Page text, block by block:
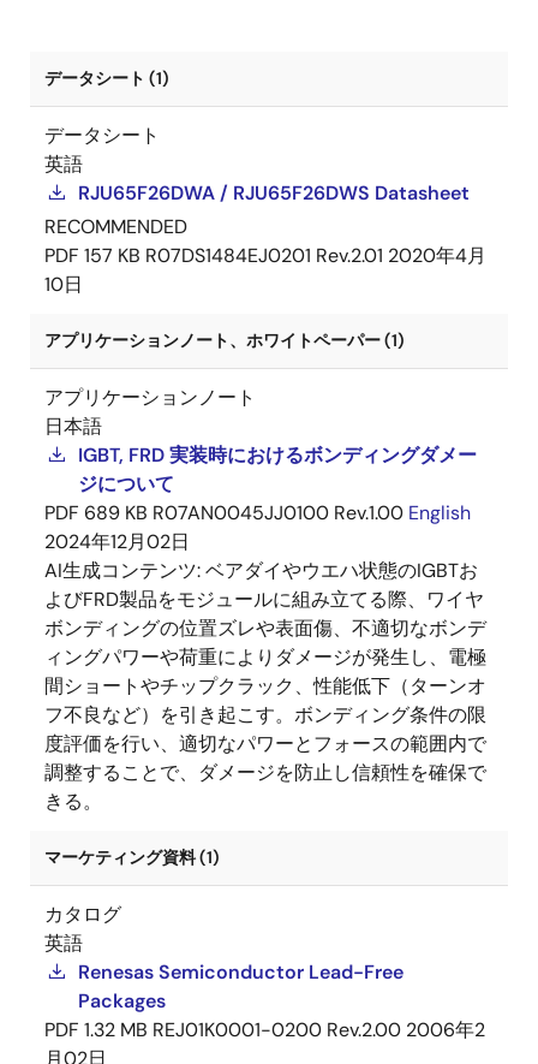
データシート (1)
データシート
英語
RJU65F26DWA / RJU65F26DWS Datasheet
RECOMMENDED
PDF 157 KB R07DS1484EJ0201 Rev.2.01 2020年4月
10日
アプリケーションノート、ホワイトペーパー (1)
アプリケーションノート
日本語
IGBT, FRD 実装時におけるボンディングダメー
ジについて
PDF 689 KB R07AN0045JJ0100 Rev.1.00 English
2024年12月02日
AI生成コンテンツ:ベアダイやウエハ状態のIGBTお
よびFRD製品をモジュールに組み立てる際、ワイヤ
ボンディングの位置ズレや表面傷、不適切なボンデ
ィングパワーや荷重によりダメージが発生し、電極
間ショートやチップクラック、性能低下（ターンオ
フ不良など）を引き起こす。ボンディング条件の限
度評価を行い、適切なパワーとフォースの範囲内で
調整することで、ダメージを防止し信頼性を確保で
きる。
マーケティング資料 (1)
カタログ
英語
Renesas Semiconductor Lead-Free
Packages
PDF 1.32 MB REJ01K0001-0200 Rev.2.00 2006年2